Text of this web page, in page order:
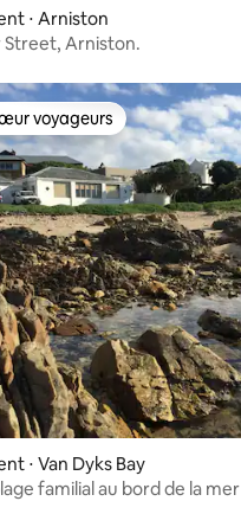
⋅ Arniston
Street, Arniston.
voyageurs
voyageurs
⋅ Van Dyks Bay
familial au bord de la mer